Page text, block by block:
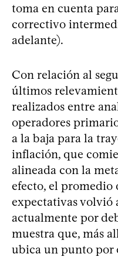
toma en cuenta
correctivo
adelante).
Con relación al
últimos
realizados entre
operadores
a la baja para la
inflación, que
alineada con la
efecto, el promedio
expectativas volvió
actualmente por
muestra que, más
ubica un punto por